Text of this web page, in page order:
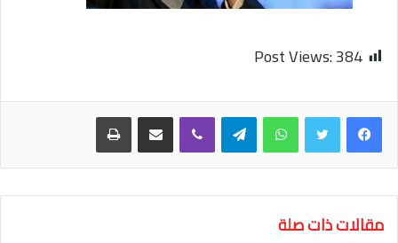
Post Views:384
واتساب تيلقرام
مقالات ذات صلة